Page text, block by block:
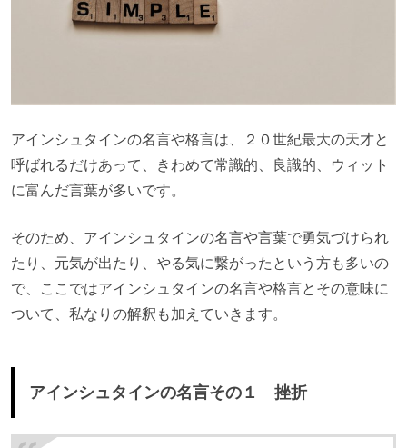
アインシュタインの名言や格言は、２０世紀最大の天才と
呼ばれるだけあって、きわめて常識的、良識的、ウィット
に富んだ言葉が多いです。
そのため、アインシュタインの名言や言葉で勇気づけられ
たり、元気が出たり、やる気に繋がったという方も多いの
で、ここではアインシュタインの名言や格言とその意味に
ついて、私なりの解釈も加えていきます。
アインシュタインの名言その１ 挫折